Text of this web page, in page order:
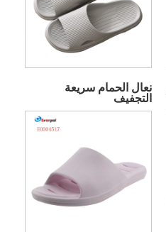
نعال الحمام سريعة
التجفيف